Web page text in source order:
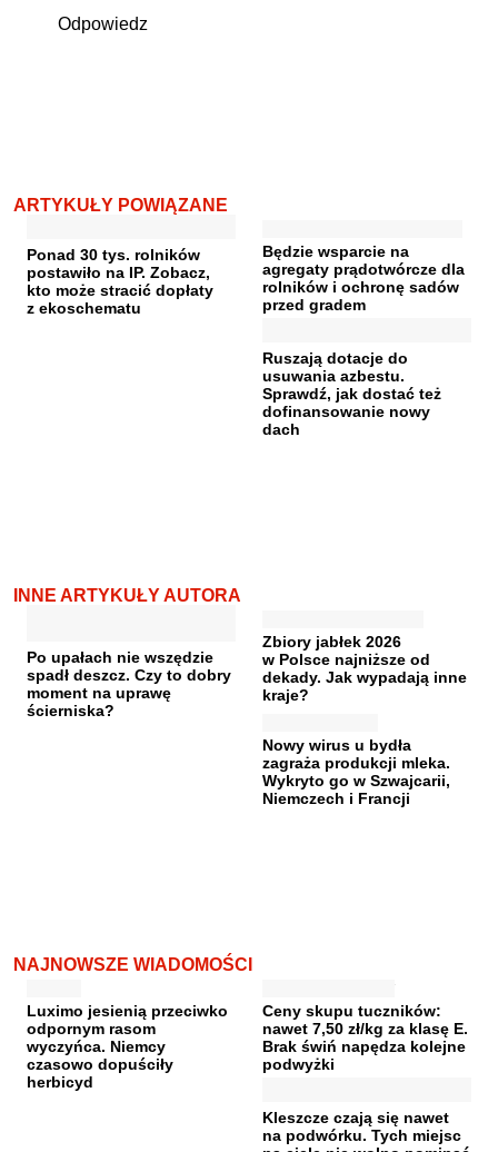
Odpowiedz
ARTYKUŁY POWIĄZANE
Ponad 30 tys. rolników
postawiło na IP. Zobacz,
kto może stracić dopłaty
z ekoschematu
Będzie wsparcie na
agregaty prądotwórcze dla
rolników i ochronę sadów
przed gradem
Ruszają dotacje do
usuwania azbestu.
Sprawdź, jak dostać też
dofinansowanie nowy
dach
INNE ARTYKUŁY AUTORA
Po upałach nie wszędzie
spadł deszcz. Czy to dobry
moment na uprawę
ścierniska?
Zbiory jabłek 2026
w Polsce najniższe od
dekady. Jak wypadają inne
kraje?
Nowy wirus u bydła
zagraża produkcji mleka.
Wykryto go w Szwajcarii,
Niemczech i Francji
NAJNOWSZE WIADOMOŚCI
Luximo jesienią przeciwko
odpornym rasom
wyczyńca. Niemcy
czasowo dopuściły
herbicyd
Ceny skupu tuczników:
nawet 7,50 zł/kg za klasę E.
Brak świń napędza kolejne
podwyżki
Kleszcze czają się nawet
na podwórku. Tych miejsc